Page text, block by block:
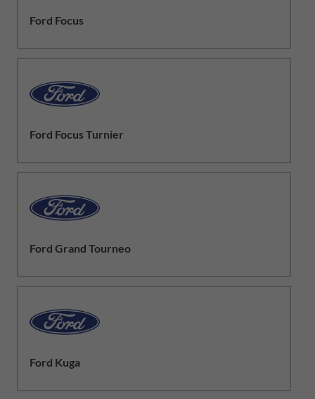
Ford Focus
Ford Focus Turnier
Ford Grand Tourneo
Ford Kuga